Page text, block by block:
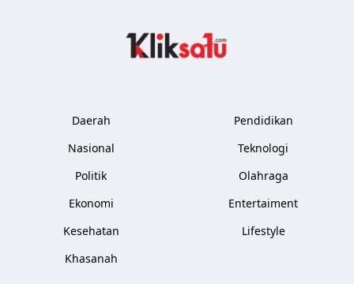
Daerah
Nasional
Politik
Ekonomi
Kesehatan
Khasanah
Pendidikan
Teknologi
Olahraga
Entertaiment
Lifestyle